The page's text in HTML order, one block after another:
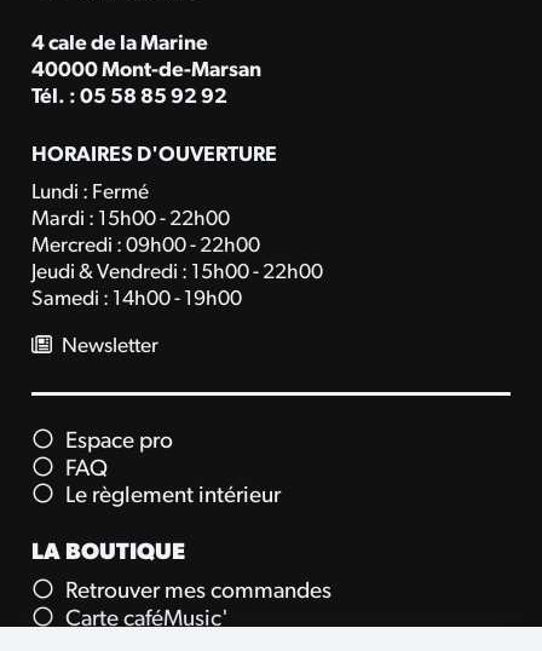
4 cale de la Marine
40000 Mont-de-Marsan
Tél. : 05 58 85 92 92
HORAIRES D'OUVERTURE
Lundi : Fermé
Mardi : 15h00 - 22h00
Mercredi : 09h00 - 22h00
Jeudi & Vendredi : 15h00 - 22h00
Samedi : 14h00 - 19h00
Newsletter
Espace pro
FAQ
Le règlement intérieur
LA BOUTIQUE
Retrouver mes commandes
Carte caféMusic'